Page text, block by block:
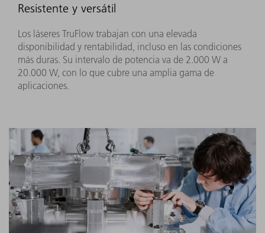
Resistente y versátil
Los láseres TruFlow trabajan con una elevada
disponibilidad y rentabilidad, incluso en las condiciones
más duras. Su intervalo de potencia va de 2.000 W a
20.000 W, con lo que cubre una amplia gama de
aplicaciones.